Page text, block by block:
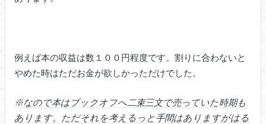
例えば本の収益は数１００円程度です。割りに合わないと
やめた時はただお金が欲しかっただけでした。
※なので本はブックオフへ二束三文で売っていた時期も
あります。ただそれを考えるっと手間はありますがはる